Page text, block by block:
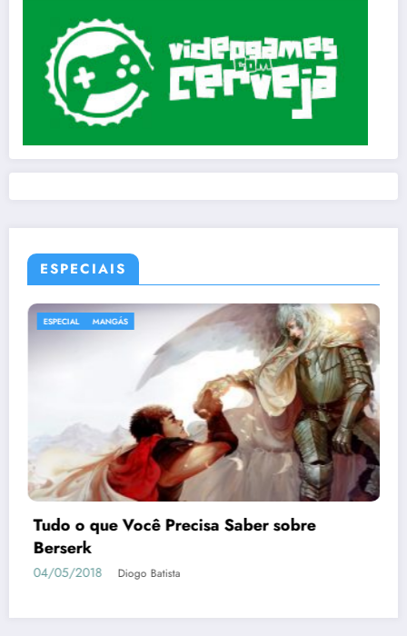
ESPECIAIS
ESPECIAL
Dead or Alive Xtreme 3 Scarlet | Guia de
como Conquistar as Waifus
05/04/2019 Geovane Sancini